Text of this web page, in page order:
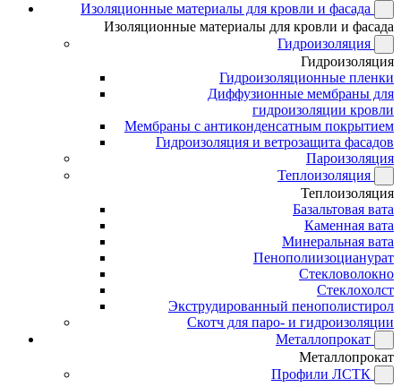
Изоляционные материалы для кровли и фасада
Изоляционные материалы для кровли и фасада
Гидроизоляция
Гидроизоляция
Гидроизоляционные пленки
Диффузионные мембраны для
гидроизоляции кровли
Мембраны с антиконденсатным покрытием
Гидроизоляция и ветрозащита фасадов
Пароизоляция
Теплоизоляция
Теплоизоляция
Базальтовая вата
Каменная вата
Минеральная вата
Пенополиизоцианурат
Стекловолокно
Стеклохолст
Экструдированный пенополистирол
Скотч для паро- и гидроизоляции
Металлопрокат
Металлопрокат
Профили ЛСТК